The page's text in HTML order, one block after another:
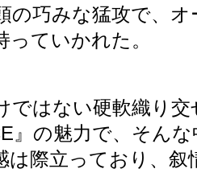
の巧みな猛攻で、
ていかれた。
ではない硬軟織り
』の魅力で、そん
は際立っており、叙